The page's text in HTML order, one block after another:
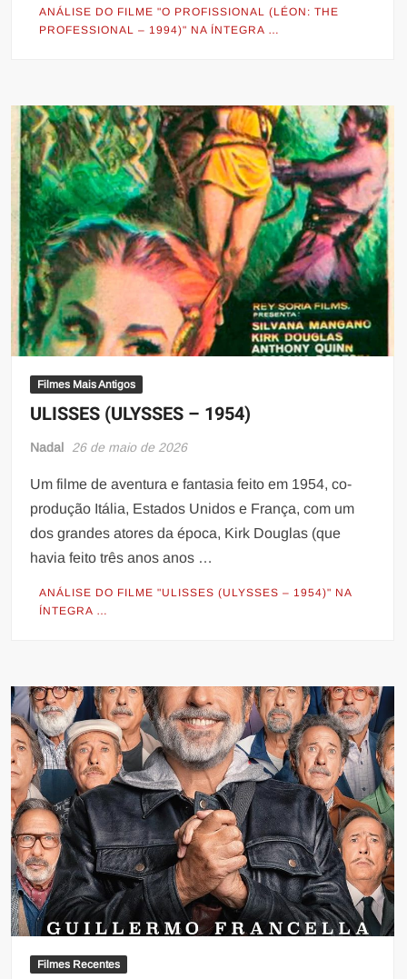
ANÁLISE DO FILME "O PROFISSIONAL (LÉON: THE
PROFESSIONAL – 1994)" NA ÍNTEGRA …
Filmes Mais Antigos
ULISSES (ULYSSES – 1954)
Nadal 26 de maio de 2026
Um filme de aventura e fantasia feito em 1954, co-
produção Itália, Estados Unidos e França, com um
dos grandes atores da época, Kirk Douglas (que
havia feito três anos anos …
ANÁLISE DO FILME "ULISSES (ULYSSES – 1954)" NA
ÍNTEGRA …
Filmes Recentes